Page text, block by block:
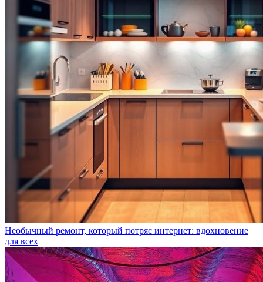
Необычный ремонт, который потряс интернет: вдохновение
для всех